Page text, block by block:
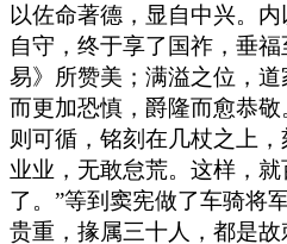
以佐命著德，显自中兴。
自守，终于享了国祚，垂
易》所赞美；满溢之位，
而更加恐慎，爵隆而愈恭
则可循，铭刻在几杖之上
业业，无敢怠荒。这样，
了。”等到窦宪做了车骑将
贵重，掾属三十人，都是